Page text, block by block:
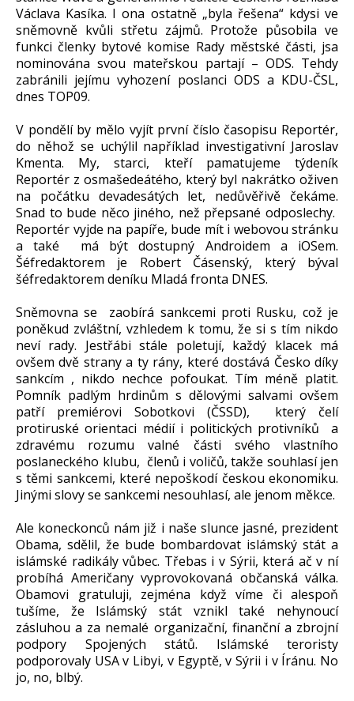
Václava Kasíka. I ona ostatně „byla řešena“ kdysi ve
sněmovně kvůli střetu zájmů. Protože působila ve
funkci členky bytové komise Rady městské části, jsa
nominována svou mateřskou partají – ODS. Tehdy
zabránili jejímu vyhození poslanci ODS a KDU-ČSL,
dnes TOP09.
V pondělí by mělo vyjít první číslo časopisu Reportér,
do něhož se uchýlil například investigativní Jaroslav
Kmenta. My, starci, kteří pamatujeme týdeník
Reportér z osmašedeátého, který byl nakrátko oživen
na počátku devadesátých let, nedůvěřivě čekáme.
Snad to bude něco jiného, než přepsané odposlechy.
Reportér vyjde na papíře, bude mít i webovou stránku
a také má být dostupný Androidem a iOSem.
Šéfredaktorem je Robert Čásenský, který býval
šéfredaktorem deníku Mladá fronta DNES.
Sněmovna se zaobírá sankcemi proti Rusku, což je
poněkud zvláštní, vzhledem k tomu, že si s tím nikdo
neví rady. Jestřábi stále poletují, každý klacek má
ovšem dvě strany a ty rány, které dostává Česko díky
sankcím , nikdo nechce pofoukat. Tím méně platit.
Pomník padlým hrdinům s dělovými salvami ovšem
patří premiérovi Sobotkovi (ČSSD), který čelí
protiruské orientaci médií i politických protivníků a
zdravému rozumu valné části svého vlastního
poslaneckého klubu, členů i voličů, takže souhlasí jen
s těmi sankcemi, které nepoškodí českou ekonomiku.
Jinými slovy se sankcemi nesouhlasí, ale jenom měkce.
Ale koneckonců nám již i naše slunce jasné, prezident
Obama, sdělil, že bude bombardovat islámský stát a
islámské radikály vůbec. Třebas i v Sýrii, která ač v ní
probíhá Američany vyprovokovaná občanská válka.
Obamovi gratuluji, zejména když víme či alespoň
tušíme, že Islámský stát vznikl také nehynoucí
zásluhou a za nemalé organizační, finanční a zbrojní
podpory Spojených států. Islámské teroristy
podporovaly USA v Libyi, v Egyptě, v Sýrii i v Íránu. No
jo, no, blbý.